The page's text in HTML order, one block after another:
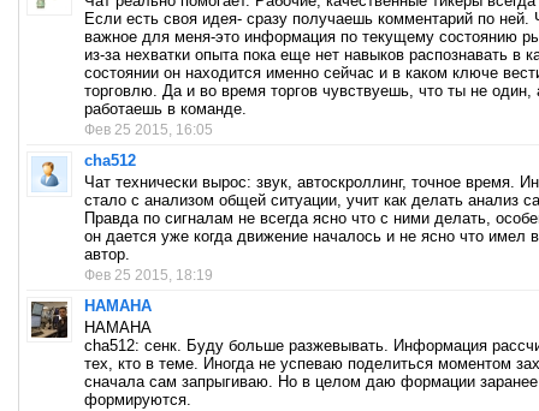
Если есть своя идея- сразу получаешь комментарий по ней.
важное для меня-это информация по текущему состоянию
из-за нехватки опыта пока еще нет навыков распознавать в
состоянии он находится именно сейчас и в каком ключе
торговлю. Да и во время торгов чувствуешь, что ты не один,
работаешь в команде.
Фев 25 2015, 16:05
cha512
Чат технически вырос: звук, автоскроллинг, точное время.
стало с анализом общей ситуации, учит как делать анализ
Правда по сигналам не всегда ясно что с ними делать,
он дается уже когда движение началось и не ясно что имел
автор.
Фев 25 2015, 18:19
HAMAHA
HAMAHA
cha512: cенк. Буду больше разжевывать. Информация
тех, кто в теме. Иногда не успеваю поделиться моментом
сначала сам запрыгиваю. Но в целом даю формации
формируются.